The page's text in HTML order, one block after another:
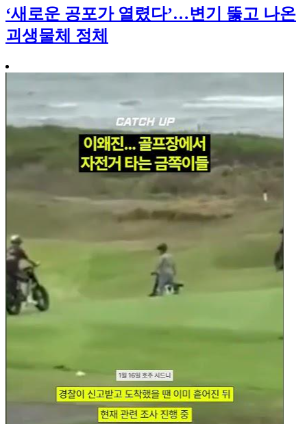
‘새로운 공포가 열렸다’…변기 뚫고 나온
괴생물체 정체